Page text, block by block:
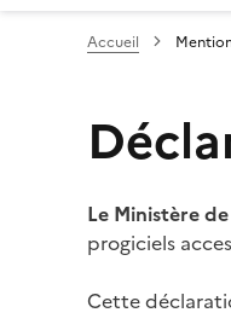
Accueil
Le Ministère
progiciels
Cette